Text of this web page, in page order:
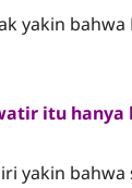
yakin
itu
yakin